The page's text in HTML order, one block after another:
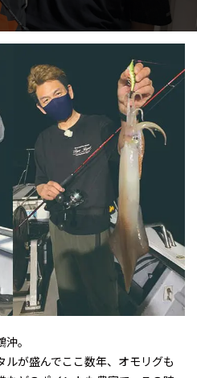
。
が盛んでここ数年、オモリグも